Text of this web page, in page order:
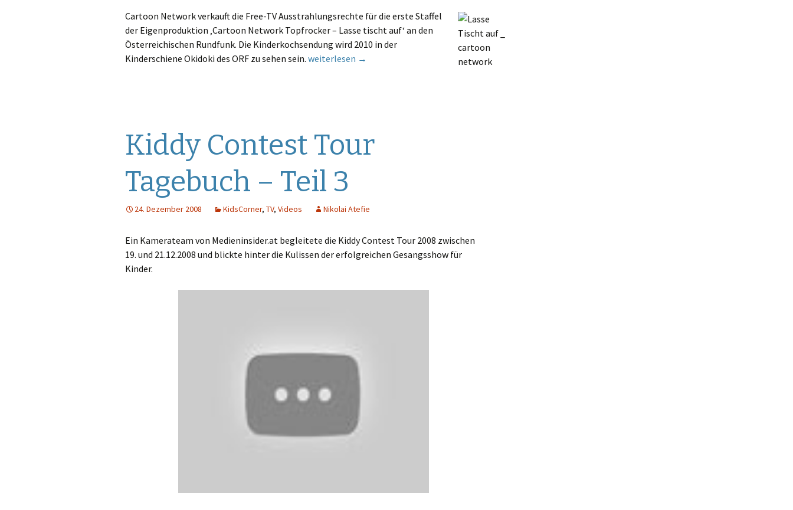
Cartoon Network verkauft die Free-TV Ausstrahlungsrechte für die erste Staffel
der Eigenproduktion ‚Cartoon Network Topfrocker – Lasse tischt auf‘ an den
Österreichischen Rundfunk. Die Kinderkochsendung wird 2010 in der
Kinderschiene Okidoki des ORF zu sehen sein. ORF kauft Kinderkochshow „Lasse tischt auf“
weiterlesen →
Kiddy Contest Tour
Tagebuch – Teil 3
24. Dezember 2008 KidsCorner, TV, Videos Nikolai Atefie
Ein Kamerateam von Medieninsider.at begleitete die Kiddy Contest Tour 2008 zwischen
19. und 21.12.2008 und blickte hinter die Kulissen der erfolgreichen Gesangsshow für
Kinder.